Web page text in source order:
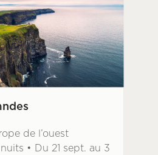
de l’ouest
nuits • Du 21 sept. au 3